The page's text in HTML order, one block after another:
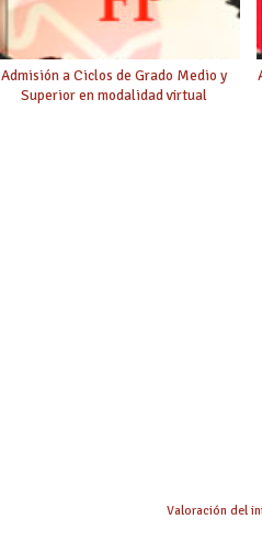
Admisión a Ciclos de Grado Medio y
Superior en modalidad virtual
Valoración del